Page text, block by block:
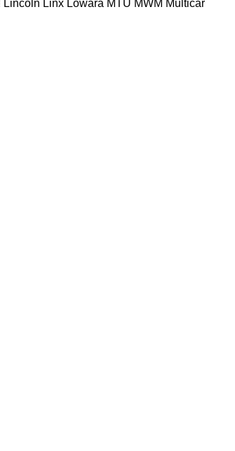
Lincoln Linx Lowara MTU MWM Multicar